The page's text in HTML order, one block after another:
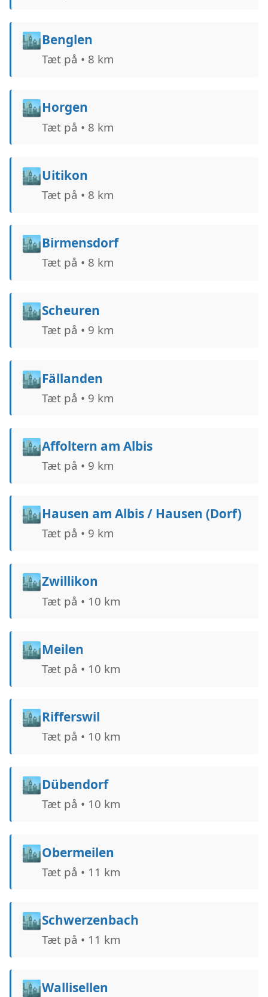
🏙️Benglen
Tæt på • 8 km
🏙️Horgen
Tæt på • 8 km
🏙️Uitikon
Tæt på • 8 km
🏙️Birmensdorf
Tæt på • 8 km
🏙️Scheuren
Tæt på • 9 km
🏙️Fällanden
Tæt på • 9 km
🏙️Affoltern am Albis
Tæt på • 9 km
🏙️Hausen am Albis / Hausen (Dorf)
Tæt på • 9 km
🏙️Zwillikon
Tæt på • 10 km
🏙️Meilen
Tæt på • 10 km
🏙️Rifferswil
Tæt på • 10 km
🏙️Dübendorf
Tæt på • 10 km
🏙️Obermeilen
Tæt på • 11 km
🏙️Schwerzenbach
Tæt på • 11 km
🏙️Wallisellen